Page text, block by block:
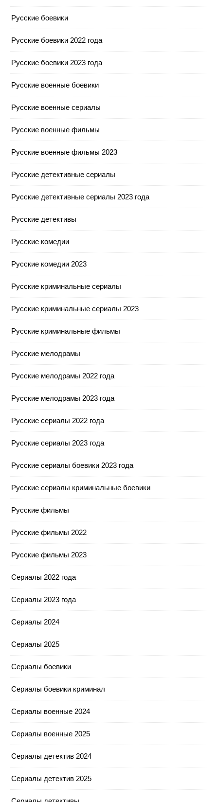
Русские боевики
Русские боевики 2022 года
Русские боевики 2023 года
Русские военные боевики
Русские военные сериалы
Русские военные фильмы
Русские военные фильмы 2023
Русские детективные сериалы
Русские детективные сериалы 2023 года
Русские детективы
Русские комедии
Русские комедии 2023
Русские криминальные сериалы
Русские криминальные сериалы 2023
Русские криминальные фильмы
Русские мелодрамы
Русские мелодрамы 2022 года
Русские мелодрамы 2023 года
Русские сериалы 2022 года
Русские сериалы 2023 года
Русские сериалы боевики 2023 года
Русские сериалы криминальные боевики
Русские фильмы
Русские фильмы 2022
Русские фильмы 2023
Сериалы 2022 года
Сериалы 2023 года
Сериалы 2024
Сериалы 2025
Сериалы боевики
Сериалы боевики криминал
Сериалы военные 2024
Сериалы военные 2025
Сериалы детектив 2024
Сериалы детектив 2025